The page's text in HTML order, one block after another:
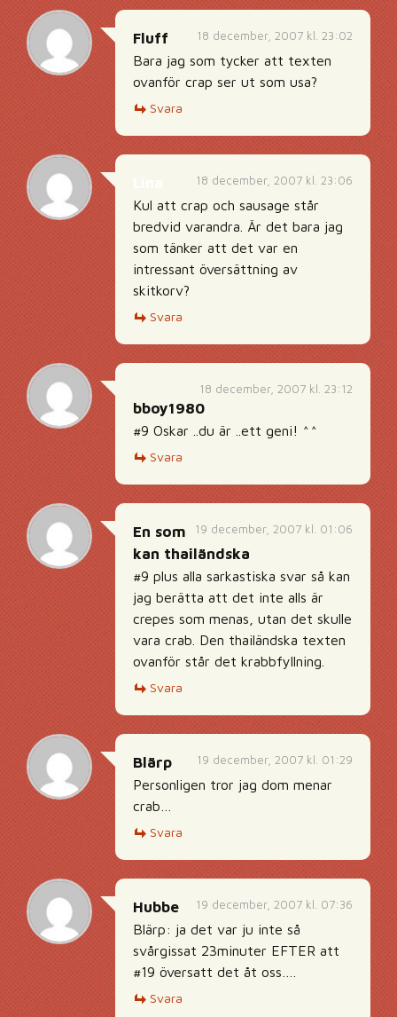
18 december, 2007 kl. 23:02
Fluff
Bara jag som tycker att texten
ovanför crap ser ut som usa?
Svara
18 december, 2007 kl. 23:06
Kul att crap och sausage står
bredvid varandra. Är det bara jag
som tänker att det var en
intressant översättning av
skitkorv?
Svara
18 december, 2007 kl. 23:12
bboy1980
#9 Oskar ..du är ..ett geni! ^^
Svara
19 december, 2007 kl. 01:06
En som
kan thailändska
#9 plus alla sarkastiska svar så kan
jag berätta att det inte alls är
crepes som menas, utan det skulle
vara crab. Den thailändska texten
ovanför står det krabbfyllning.
Svara
19 december, 2007 kl. 01:29
Blärp
Personligen tror jag dom menar
crab…
Svara
19 december, 2007 kl. 07:36
Hubbe
Blärp: ja det var ju inte så
svårgissat 23minuter EFTER att
#19 översatt det åt oss….
Svara